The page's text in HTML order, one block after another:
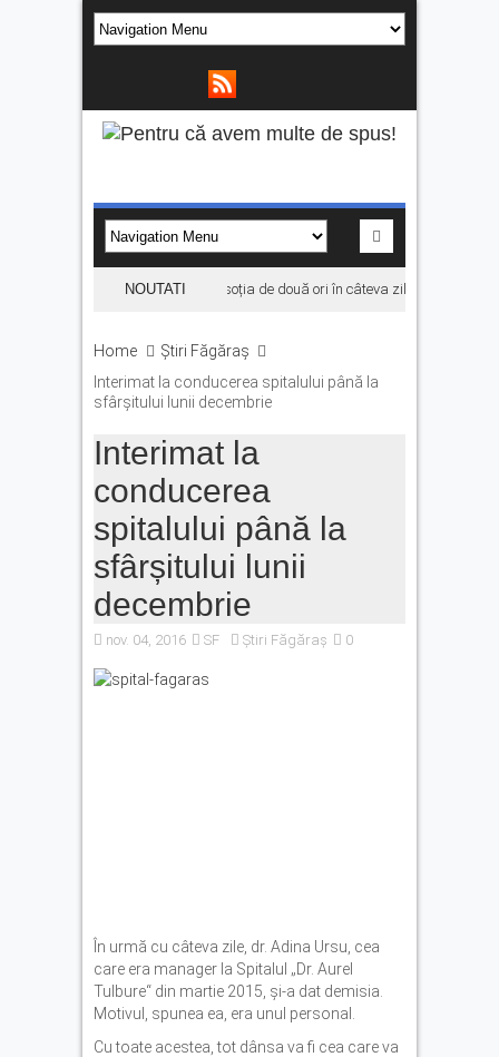
NOUTATI
reținut după ce și-ar fi agresat soția de două ori în câteva zile
Home
Știri Făgăraș
Interimat la conducerea spitalului până la
sfârșitului lunii decembrie
Interimat la
conducerea
spitalului până la
sfârșitului lunii
decembrie
nov. 04, 2016 SF Știri Făgăraș 0
În urmă cu câteva zile, dr. Adina Ursu, cea
care era manager la Spitalul „Dr. Aurel
Tulbure“ din martie 2015, și-a dat demisia.
Motivul, spunea ea, era unul personal.
Cu toate acestea, tot dânsa va fi cea care va